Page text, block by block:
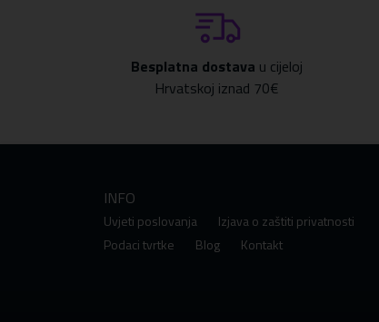
Besplatna dostava u cijeloj
Hrvatskoj iznad 70€
INFO
Uvjeti poslovanja
Izjava o zaštiti privatnosti
Podaci tvrtke
Blog Kontakt